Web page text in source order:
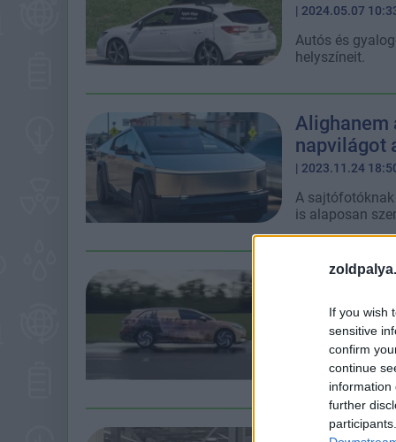
If you wish
sensitive
confirm
continue
information
further
| 2024.05.07
Autós és
helyszíneit.
Alighanem
napvilágot
| 2023.11.24
A
is alaposan
Kombi
| 2023.10.30 18:14
Az ID.7
most